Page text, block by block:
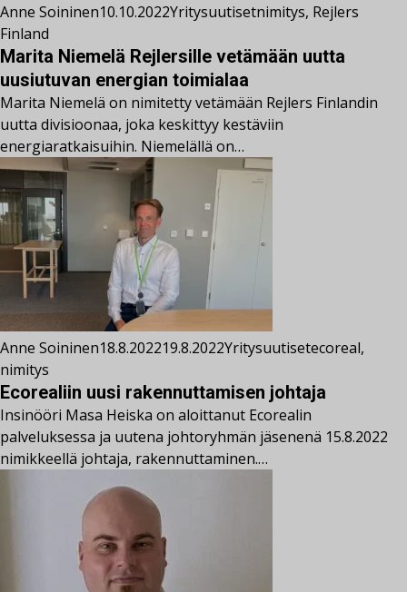
Anne Soininen10.10.2022Yritysuutisetnimitys, Rejlers
Finland
Marita Niemelä Rejlersille vetämään uutta
uusiutuvan energian toimialaa
Marita Niemelä on nimitetty vetämään Rejlers Finlandin
uutta divisioonaa, joka keskittyy kestäviin
energiaratkaisuihin. Niemelällä on…
Anne Soininen18.8.202219.8.2022Yritysuutisetecoreal,
nimitys
Ecorealiin uusi rakennuttamisen johtaja
Insinööri Masa Heiska on aloittanut Ecorealin
palveluksessa ja uutena johtoryhmän jäsenenä 15.8.2022
nimikkeellä johtaja, rakennuttaminen.…